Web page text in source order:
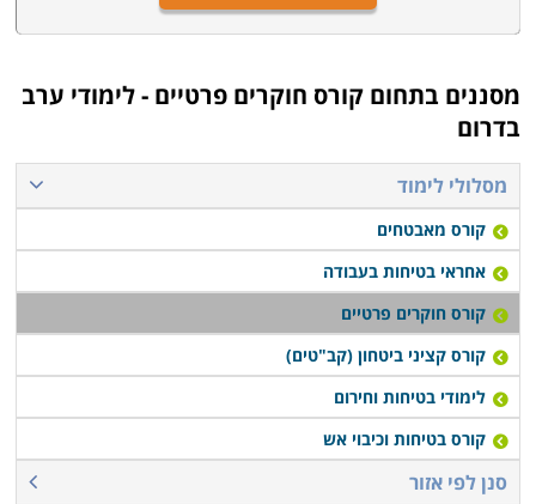
מסננים בתחום קורס חוקרים פרטיים - לימודי ערב
בדרום
מסלולי לימוד
קורס מאבטחים
אחראי בטיחות בעבודה
קורס חוקרים פרטיים
קורס קציני ביטחון (קב"טים)
לימודי בטיחות וחירום
קורס בטיחות וכיבוי אש
סנן לפי אזור